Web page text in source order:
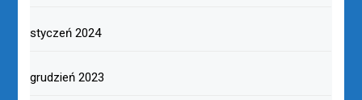
styczeń 2024
grudzień 2023